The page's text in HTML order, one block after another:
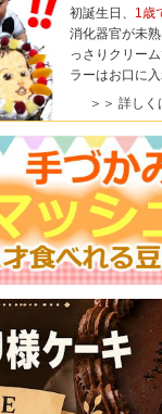
初誕生日、 1歳
消化器官が未
っさりクリー
ラーはお口に
＞＞ 詳しく